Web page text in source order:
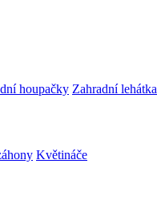
houpačky Zahradní lehátka
Květináče